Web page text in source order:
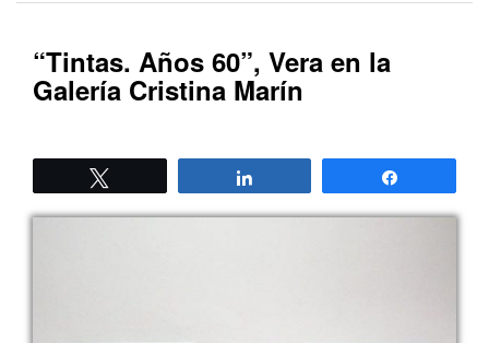
“Tintas. Años 60”, Vera en la
Galería Cristina Marín